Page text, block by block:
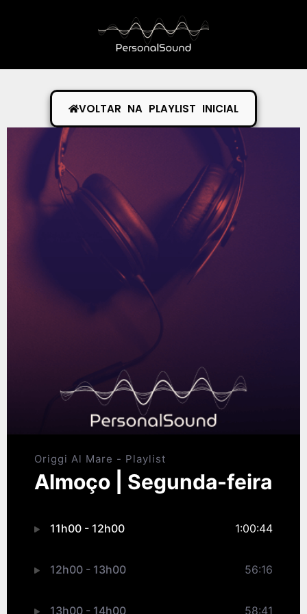
VOLTAR NA PLAYLIST INICIAL
Origgi Al Mare - Playlist
Almoço | Segunda-feira
11h00 - 12h00 1:00:44
12h00 - 13h00 56:16
13h00 - 14h00 58:41